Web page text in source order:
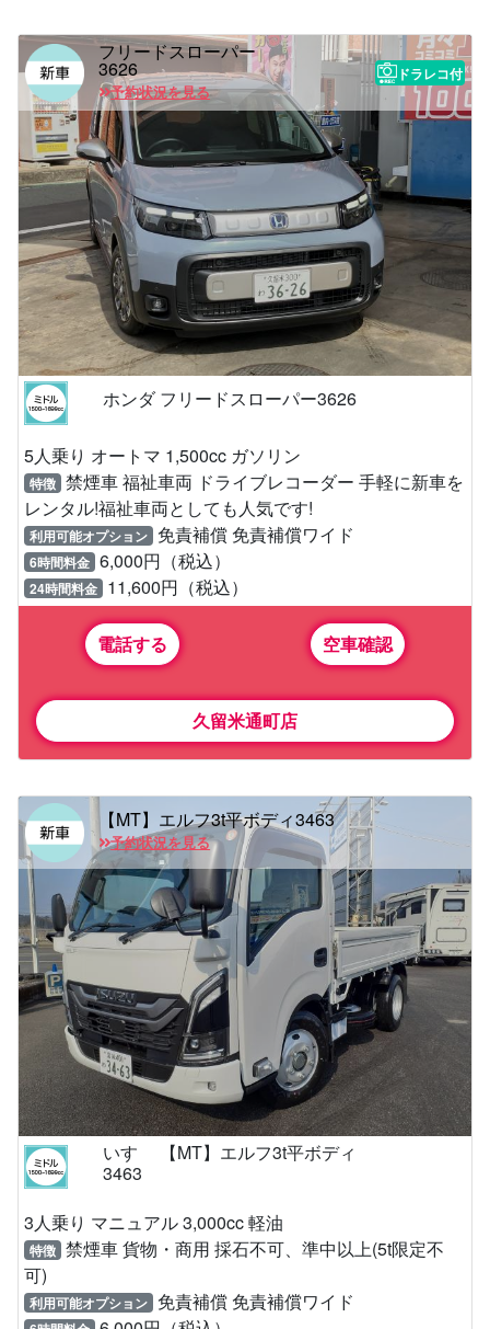
フリードスローパー
3626
予約状況を見る
ドラレコ付
ホンダ フリードスローパー3626
5人乗り オートマ 1,500cc ガソリン
特徴 禁煙車 福祉車両 ドライブレコーダー 手軽に新車を
レンタル!福祉車両としても人気です!
利用可能オプション 免責補償 免責補償ワイド
6時間料金 6,000円（税込）
24時間料金 11,600円（税込）
電話する 空車確認
久留米通町店
【MT】エルフ3t平ボディ3463
予約状況を見る
いすゞ 【MT】エルフ3t平ボディ
3463
3人乗り マニュアル 3,000cc 軽油
特徴 禁煙車 貨物・商用 採石不可、準中以上(5t限定不
可)
利用可能オプション 免責補償 免責補償ワイド